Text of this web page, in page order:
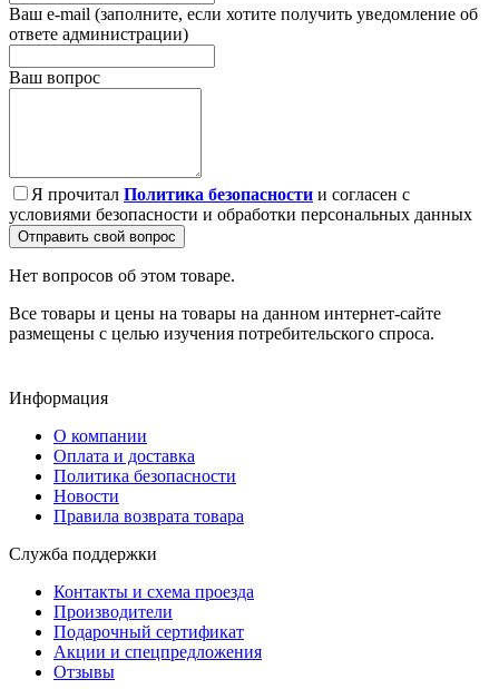
Ваш e-mail (заполните, если хотите получить уведомление об
ответе администрации)
Ваш вопрос
Я прочитал Политика безопасности и согласен с
условиями безопасности и обработки персональных данных
Отправить свой вопрос
Нет вопросов об этом товаре.
Все товары и цены на товары на данном интернет-сайте
размещены с целью изучения потребительского спроса.
Информация
О компании
Оплата и доставка
Политика безопасности
Новости
Правила возврата товара
Служба поддержки
Контакты и схема проезда
Производители
Подарочный сертификат
Акции и спецпредложения
Отзывы